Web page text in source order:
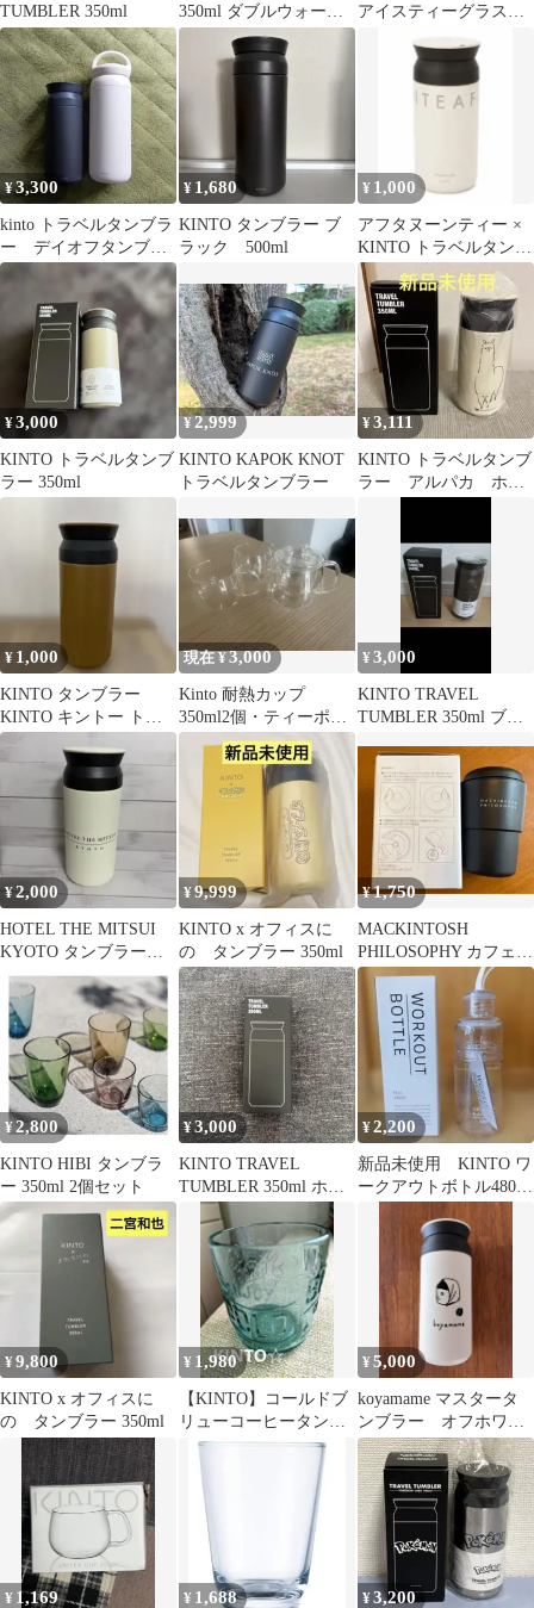
TUMBLER 350ml
350ml ダブルウォール
グラス
アイスティーグラス
ラス 食洗機対応 電子レ
ンジ対応 ガラスコップ
カップ ガラス製 アイス
ーヒー おしゃれ ）)
¥3,300
kinto トラベルタンブラ
ー デイオフタンブラ
ー
¥ 1,680
KINTO タンブラー ブ
ラック 500ml
¥ 1,000
アフタヌーンティー ×
KINTO トラベルタンブ
ラー
¥3,000
KINTO トラベルタンブ
ラー 350ml
¥2,999
KINTO KAPOK KNOT
トラベルタンブラー
¥3,111
KINTO トラベルタンブ
ラー アルパカ ホワ
¥ 1,000
KINTO タンブラー
KINTO キントー トラ
ベルタンブラー 350ml
現在 ¥3,000
Kinto 耐熱カップ
350ml2個・ティーポッ
ト セット販売
UNITEA
¥3,000
KINTO TRAVEL
TUMBLER 350ml ブラ
¥2,000
HOTEL THE MITSUI
KYOTO タンブラー
水筒 ホワイト
¥9,999
KINTO x オフィスに
の タンブラー 350ml
¥1,750
MACKINTOSH
PHILOSOPHY カフェタ
ンブラー ほか
¥2,800
KINTO HIBI タンブラ
ー 350ml 2個セット
¥3,000
KINTO TRAVEL
TUMBLER 350ml ホワ
イト
¥2,200
新品未使用 KINTO ワ
ークアウトボトル480ml
クリア トレーニン
グ ジム
¥9,800
KINTO x オフィスに
の タンブラー 350ml
¥ 1,980
【KINTO】コールドブ
リューコーヒータンブ
ラー 350ml ターコイズ
¥5,000
koyamame マスタータ
ンブラー オフホワイ
ト
¥ 1,169 ¥ 1,688 ¥3,200